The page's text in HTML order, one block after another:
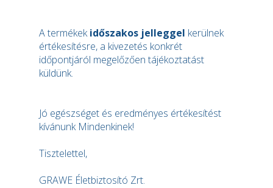
A termékekidőszakos jelleggel kerülnek
értékesítésre, a kivezetés konkrét
időpontjáról megelőzően tájékoztatást
küldünk.
Jó egészséget és eredményes értékesítést
kívánunk Mindenkinek!
Tisztelettel,
GRAWE Életbiztosító Zrt.